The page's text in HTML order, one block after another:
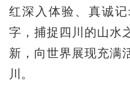
红深入体验、真诚
字，捕捉四川的山水
新，向世界展现充满
川。